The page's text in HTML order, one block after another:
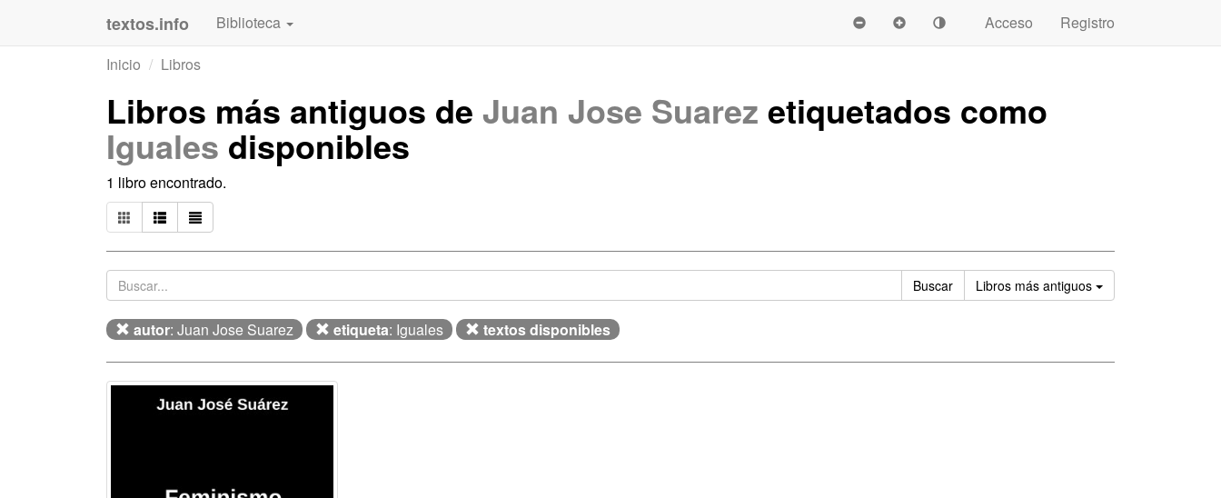
textos.info Biblioteca Acceso
Registro
Inicio
Libros
Libros más antiguos de Juan Jose Suarez etiquetados como
Iguales disponibles
1 libro encontrado.
Buscar Libros más antiguos Ordenar
autor: Juan Jose Suarez etiqueta: Iguales textos disponibles